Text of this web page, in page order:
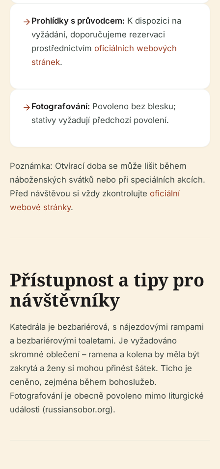
Prohlídky s průvodcem: K dispozici na
vyžádání, doporučujeme rezervaci
prostřednictvím oficiálních webových
stránek.
Fotografování: Povoleno bez blesku;
stativy vyžadují předchozí povolení.
Poznámka: Otvírací doba se může lišit během
náboženských svátků nebo při speciálních akcích.
Před návštěvou si vždy zkontrolujte oficiální
webové stránky.
Přístupnost a tipy pro
návštěvníky
Katedrála je bezbariérová, s nájezdovými rampami
a bezbariérovými toaletami. Je vyžadováno
skromné oblečení – ramena a kolena by měla být
zakrytá a ženy si mohou přinést šátek. Ticho je
ceněno, zejména během bohoslužeb.
Fotografování je obecně povoleno mimo liturgické
události (russiansobor.org).